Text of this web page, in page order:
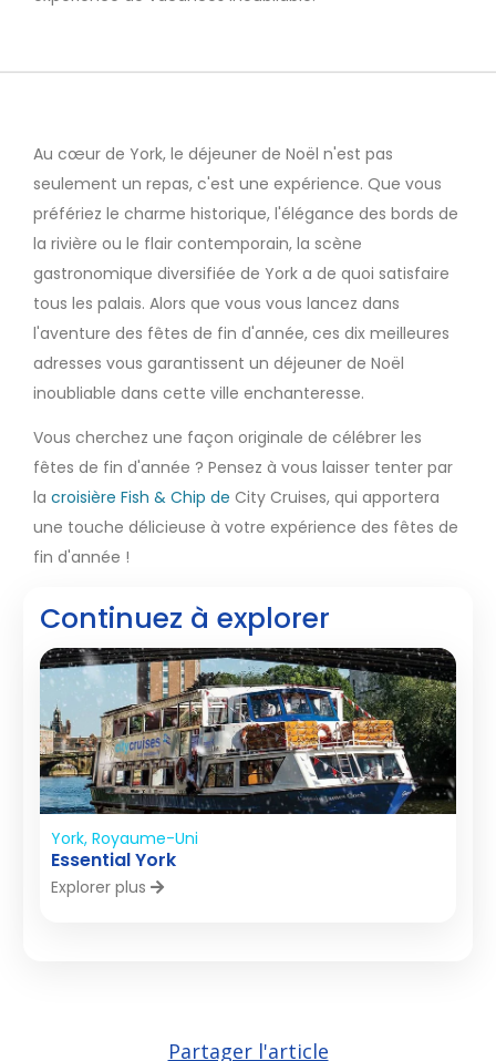
Continuez à explorer
York, Royaume-Uni
Essential York
Explorer plus
Au cœur de York, le déjeuner de Noël n'est pas
seulement un repas, c'est une expérience. Que vous
préfériez le charme historique, l'élégance des bords de
la rivière ou le flair contemporain, la scène
gastronomique diversifiée de York a de quoi satisfaire
tous les palais. Alors que vous vous lancez dans
l'aventure des fêtes de fin d'année, ces dix meilleures
adresses vous garantissent un déjeuner de Noël
inoubliable dans cette ville enchanteresse.
Vous cherchez une façon originale de célébrer les
fêtes de fin d'année ? Pensez à vous laisser tenter par
la croisière Fish & Chip de City Cruises, qui apportera
une touche délicieuse à votre expérience des fêtes de
fin d'année !
Partager l'article